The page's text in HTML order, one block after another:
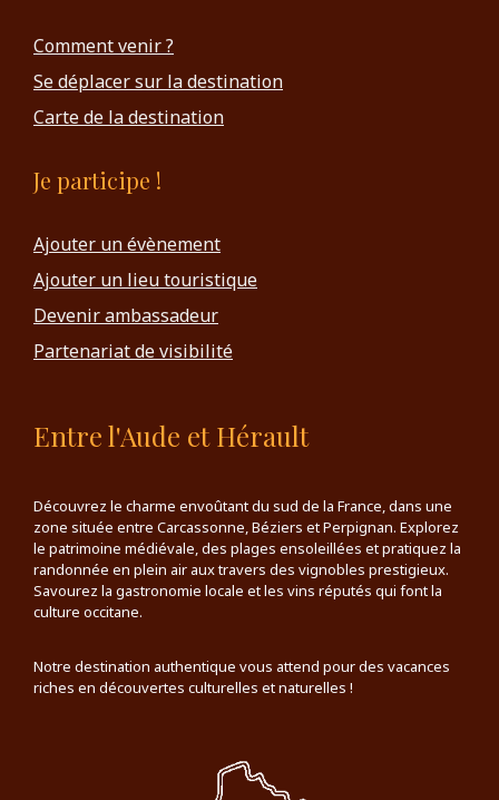
Comment venir ?
Se déplacer sur la destination
Carte de la destination
Je participe !
Ajouter un évènement
Ajouter un lieu touristique
Devenir ambassadeur
Partenariat de visibilité
Entre l'Aude et Hérault
Découvrez le charme envoûtant du sud de la France, dans une
zone située entre Carcassonne, Béziers et Perpignan. Explorez
le patrimoine médiévale, des plages ensoleillées et pratiquez la
randonnée en plein air aux travers des vignobles prestigieux.
Savourez la gastronomie locale et les vins réputés qui font la
culture occitane.
Notre destination authentique vous attend pour des vacances
riches en découvertes culturelles et naturelles !